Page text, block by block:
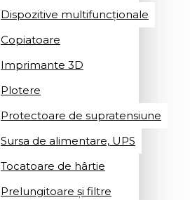
Dispozitive multifuncționale
Copiatoare
Imprimante 3D
Plotere
Protectoare de supratensiune
Sursa de alimentare, UPS
Tocatoare de hârtie
Prelungitoare și filtre